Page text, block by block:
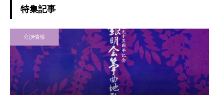
特集記事
公演情報